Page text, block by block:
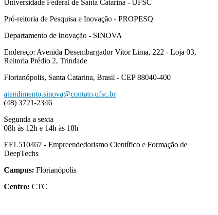
Universidade Federal de Santa Catarina - UFSC
Pró-reitoria de Pesquisa e Inovação - PROPESQ
Departamento de Inovação - SINOVA
Endereço: Avenida Desembargador Vitor Lima, 222 - Loja 03,
Reitoria Prédio 2, Trindade
Florianópolis, Santa Catarina, Brasil - CEP 88040-400
atendimento.sinova@contato.ufsc.br
(48) 3721-2346
Segunda a sexta
08h às 12h e 14h às 18h
EEL510467 - Empreendedorismo Científico e Formação de
DeepTechs
Campus: Florianópolis
Centro: CTC